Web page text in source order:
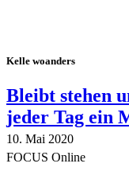
Kelle woanders
Bleibt stehen
jeder Tag ein
10. Mai 2020
FOCUS Online